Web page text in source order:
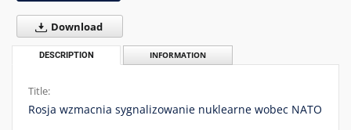
Download
DESCRIPTION INFORMATION
Title:
Rosja wzmacnia sygnalizowanie nuklearne wobec NATO